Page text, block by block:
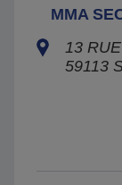
MMA
13
59113